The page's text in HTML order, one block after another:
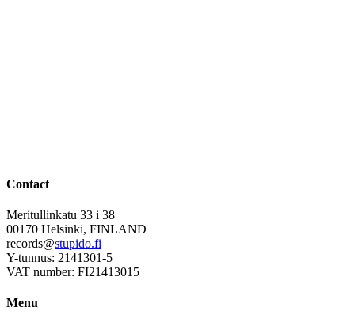
Contact
Meritullinkatu 33 i 38
00170 Helsinki, FINLAND
records@stupido.fi
Y-tunnus: 2141301-5
VAT number: FI21413015
Menu